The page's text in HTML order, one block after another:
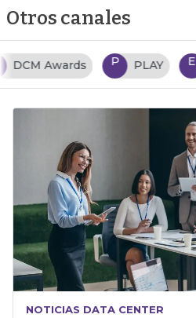
Otros canales
P PLAY E ENCUENTROS
NOTICIAS DATA CENTER